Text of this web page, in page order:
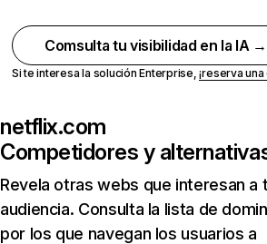
Comsulta tu visibilidad en la IA →
Si te interesa la solución Enterprise,¡reserva
netflix.com
Competidores y
Revela otras webs que interesan a
audiencia. Consulta la lista de
por los que navegan los usuarios a